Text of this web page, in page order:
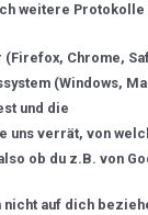
weitere Protokolle
Chrome,
(Windows,
und die
uns verrät, von
ob du z.B. von
nicht auf dich